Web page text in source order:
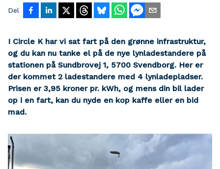
Del
I Circle K har vi sat fart på den grønne infrastruktur,
og du kan nu tanke el på de nye lynladestandere på
stationen på Sundbrovej 1, 5700 Svendborg. Her er
der kommet 2 ladestandere med 4 lynladepladser.
Prisen er 3,95 kroner pr. kWh, og mens din bil lader
op i en fart, kan du nyde en kop kaffe eller en bid
mad.